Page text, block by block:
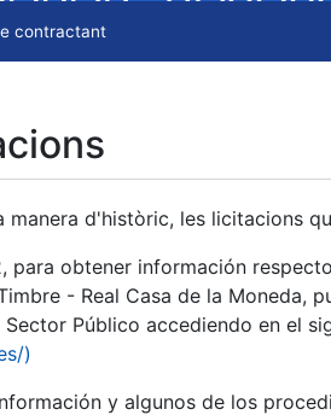
contractant
manera d'històric, les licitacions
obtener información
- Real Casa de la Moneda,
Público accediendo en el
)
y algunos de los